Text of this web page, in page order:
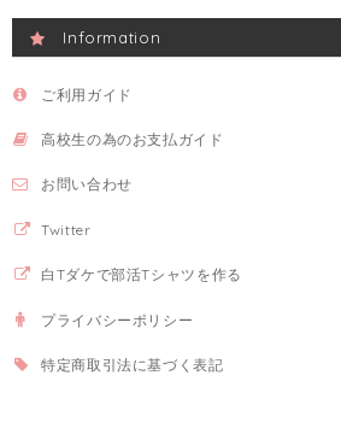
Information
ご利用ガイド
高校生の為のお支払ガイド
お問い合わせ
Twitter
白Tダケで部活Tシャツを作る
プライバシーポリシー
特定商取引法に基づく表記